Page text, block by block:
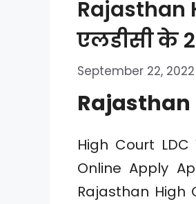
Rajasthan
एलडीसी के
September 22, 2022
Rajasthan
High Court
Online Apply
Rajasthan High